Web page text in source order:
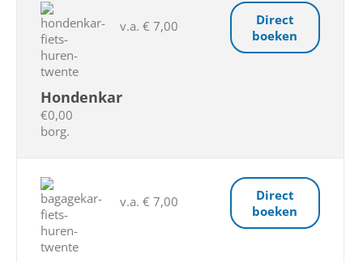
Hondenkar
€0,00
borg.
v.a. € 7,00
Direct
boeken
v.a. € 7,00
Direct
boeken